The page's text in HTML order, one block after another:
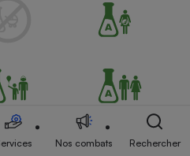
Nos combats Rechercher